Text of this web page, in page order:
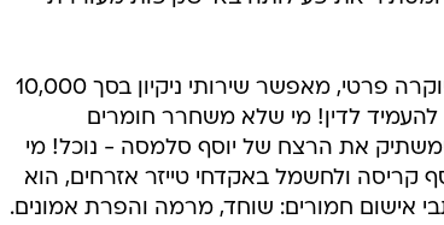
"נבחר ציבור שמשביח את נכסיו, קונה לעצמו מטוס יוקרה פרטי, מאפשר שירותי ניקיון בסך 10,000
להעמיד לדין! מי שלא משחרר חומרים
את הרצח של יוסף סלמסה - נוכל! מי
קריסה ולחשמל באקדחי טייזר אזרחים, הוא
אישום חמורים: שוחד, מרמה והפרת אמונים.